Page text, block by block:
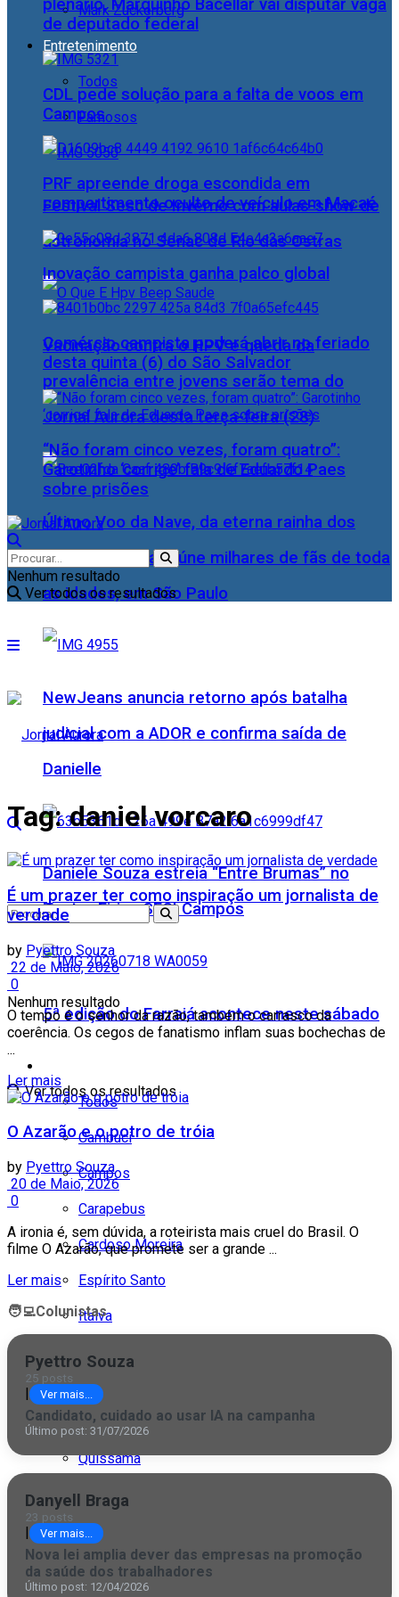
Mark Zuckerberg
Entretenimento
Todos
Famosos
Festival Sesc de Inverno com aulas-show de
astronomia no Senac de Rio das Ostras
Vacinação contra o HPV e queda da
prevalência entre jovens serão tema do
Jornal Aurora desta terça-feira (28)
Último Voo da Nave, da eterna rainha dos
Baixinhos, Xuxa reúne milhares de fãs de toda
as idades, em São Paulo
NewJeans anuncia retorno após batalha
judicial com a ADOR e confirma saída de
Danielle
Daniele Souza estreia “Entre Brumas” no
Teatro Firjan SESI Campos
5ª edição do Farraiá acontece neste sábado
Todos
Cambuci
Campos
Carapebus
Cardoso Moreira
Espírito Santo
Italva
Itaperuna
Macaé
Quissamã
Rio de Janeiro
São Fidélis
São Francisco
plenário, Marquinho Bacellar vai disputar vaga
de deputado federal
CDL pede solução para a falta de voos em
Campos
PRF apreende droga escondida em
compartimento oculto de veículo em Macaé
Inovação campista ganha palco global
Comércio campista poderá abrir no feriado
desta quinta (6) do São Salvador
“Não foram cinco vezes, foram quatro”:
Garotinho ‘corrige’ fala de Eduardo Paes
sobre prisões
Nenhum resultado
Ver todos os resultados
Nenhum resultado
Ver todos os resultados
Tag:daniel vorcaro
É um prazer ter como inspiração um jornalista de
verdade
by Pyettro Souza
22 de Maio, 2026
0
O tempo é o senhor da razão, também o carrasco da
coerência. Os cegos de fanatismo inflam suas bochechas de
...
Ler mais
O Azarão e o potro de tróia
by Pyettro Souza
20 de Maio, 2026
0
A ironia é, sem dúvida, a roteirista mais cruel do Brasil. O
filme O Azarão, que promete ser a grande ...
Ler mais
🧑‍💻Colunistas
Pyettro Souza
25 posts
| Ver mais...
Candidato, cuidado ao usar IA na campanha
Último post: 31/07/2026
Danyell Braga
23 posts
| Ver mais...
Nova lei amplia dever das empresas na promoção
da saúde dos trabalhadores
Último post: 12/04/2026